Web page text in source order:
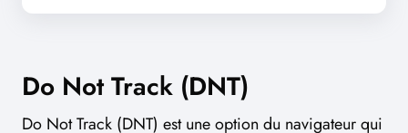
Do Not Track (DNT)
Do Not Track (DNT) est une option du navigateur qui